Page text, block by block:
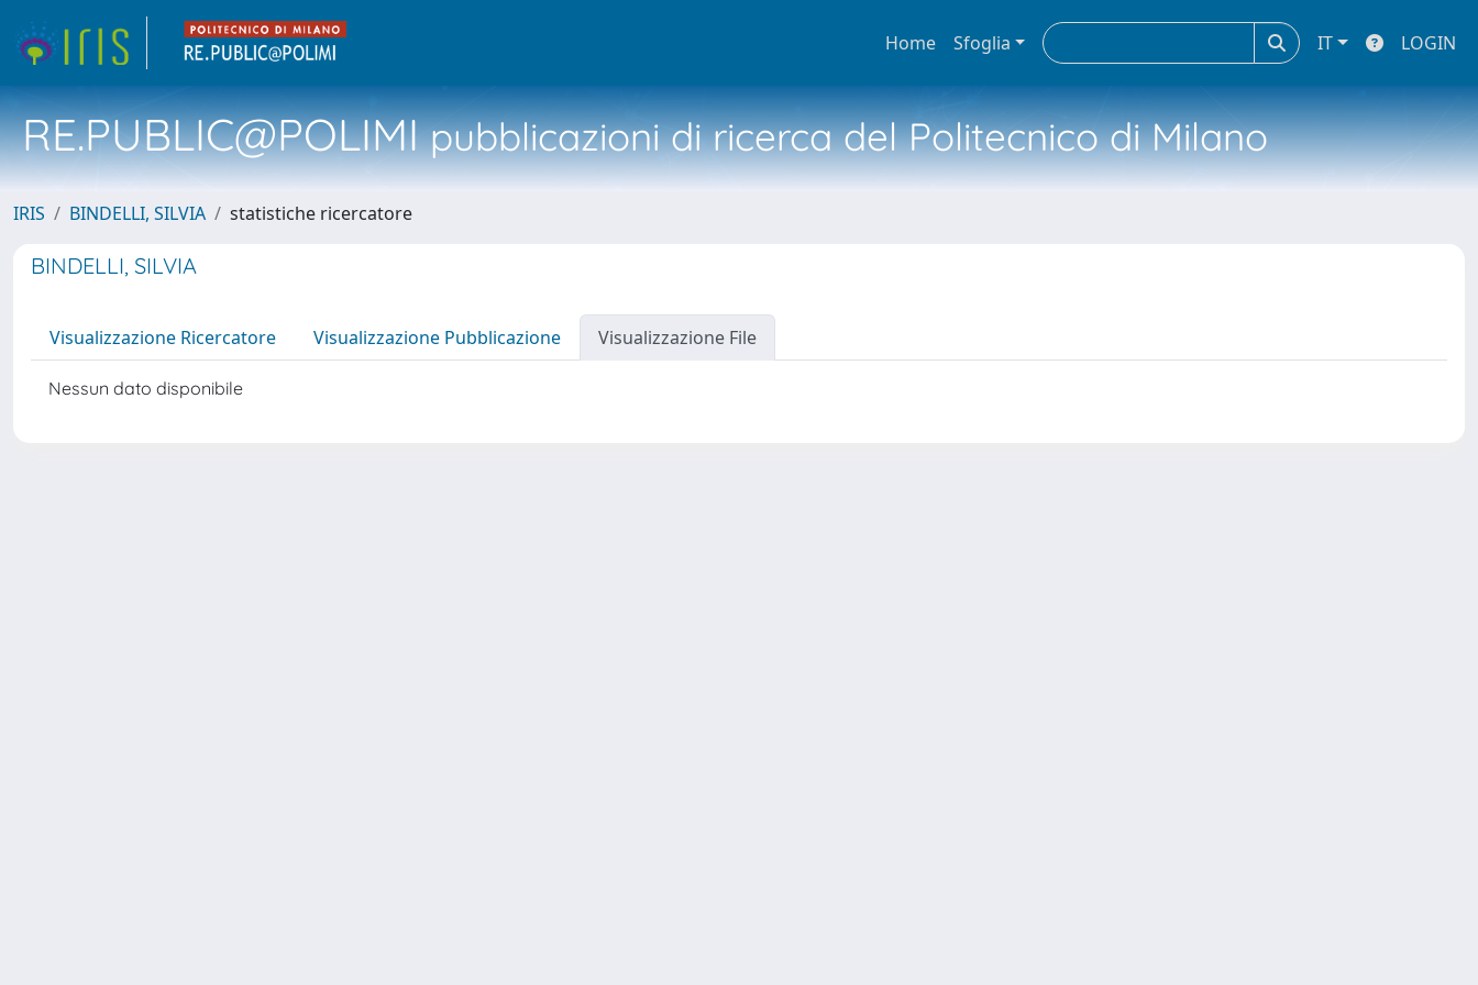
Home Sfoglia IT LOGIN
RE.PUBLIC@POLIMIpubblicazioni di ricerca del Politecnico di Milano
IRIS BINDELLI, SILVIA statistiche ricercatore
BINDELLI, SILVIA
Visualizzazione Ricercatore Visualizzazione Pubblicazione Visualizzazione File
Nessun dato disponibile